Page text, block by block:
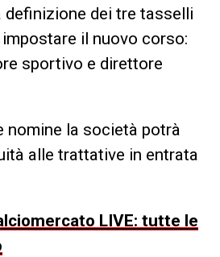
definizione dei tre tasselli
il nuovo corso:
sportivo e direttore
nomine la società potrà
alle trattative in entrata
LIVE: tutte le